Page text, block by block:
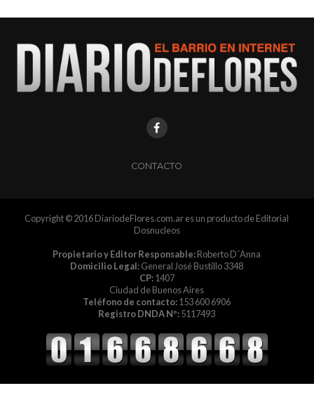
CONTACTO
Copyright © 2016 DiariodeFlores.com.ar es un producto de Editorial
Dosnucleos
Propietario y Editor Responsable:Roberto D´Anna
Domicilio Legal:General José Bustillo 3348
CP:1407
Ciudad de Buenos Aires
Teléfono de contacto:153 600 6906
Registro DNDA Nº:5117493